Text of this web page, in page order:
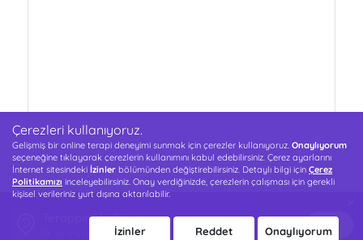
Çerezleri kullanıyoruz.
Gelişmiş bir online terapi deneyimi sunmak için çerezler kullanıyoruz. Onaylıyorum
seçeneğine tıklayarak çerezlerin kullanımını kabul edebilirsiniz. Çerez ayarlarını
İnternet sitesindeki İzinler bölümünden değiştirebilirsiniz. Detaylı bilgi için Çerez
Politikamızı inceleyebilirsiniz. Onay verdiğinizde, çerezlerin çalışması için gerekli
kişisel verileriniz yurt dışına aktarılabilir.
İzinler Reddet Onaylıyorum
Terappin'i İndir
İlk seansın 500 TL indirimli!